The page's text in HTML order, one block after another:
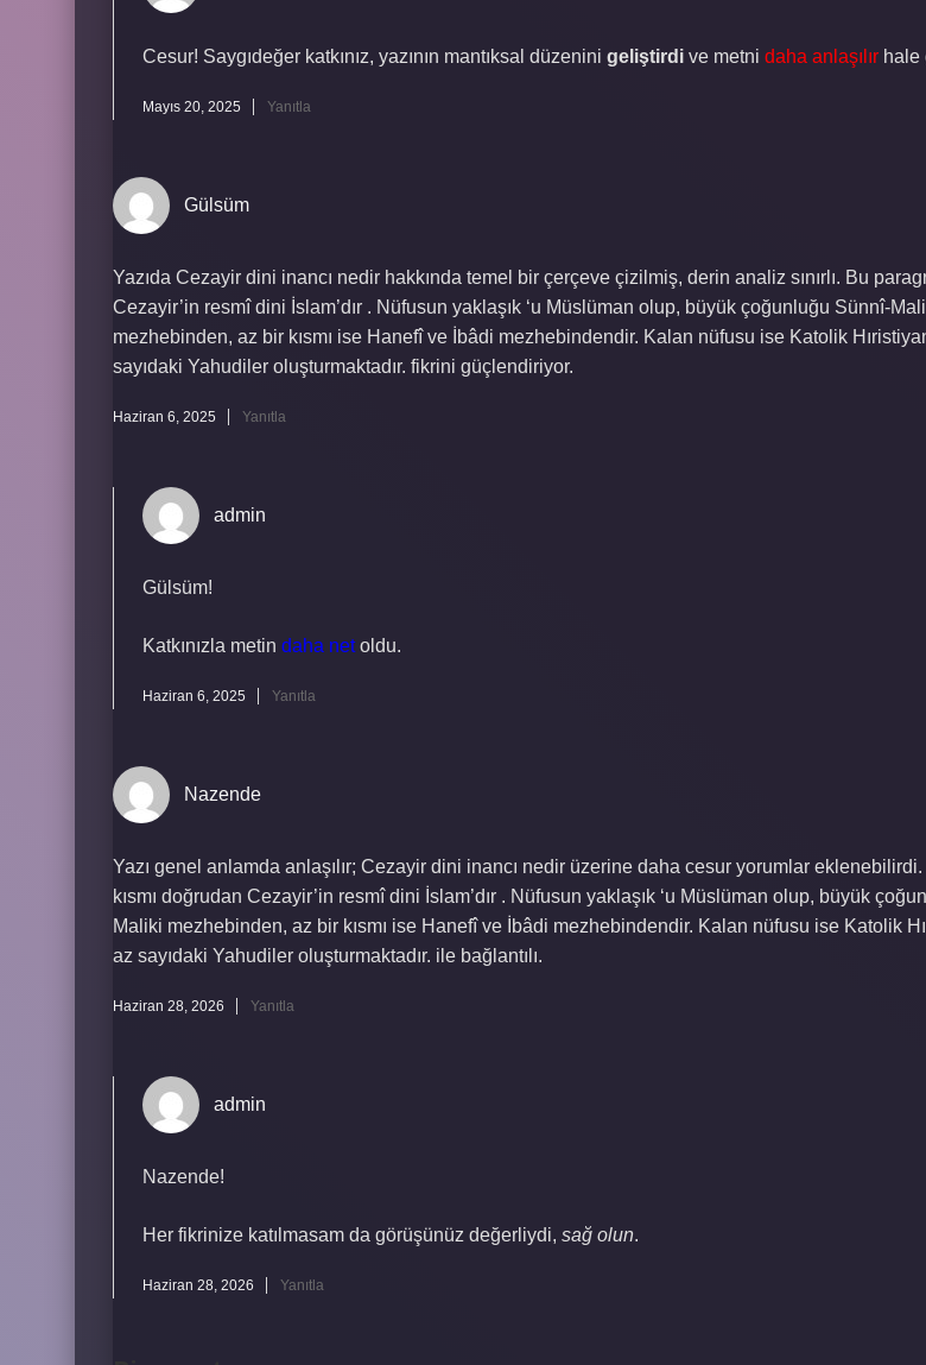
Cesur! Saygıdeğer katkınız, yazının mantıksal düzenini geliştirdi ve metni daha anlaşılır hale
Mayıs 20, 2025 Yanıtla
Gülsüm
Yazıda Cezayir dini inancı nedir hakkında temel bir çerçeve çizilmiş, derin analiz sınırlı. Bu
Cezayir’in resmî dini İslam’dır . Nüfusun yaklaşık ‘u Müslüman olup, büyük çoğunluğu Sünnî-
mezhebinden, az bir kısmı ise Hanefî ve İbâdi mezhebindendir. Kalan nüfusu ise Katolik
sayıdaki Yahudiler oluşturmaktadır. fikrini güçlendiriyor.
Haziran 6, 2025 Yanıtla
admin
Gülsüm!
Katkınızla metin daha netoldu.
Haziran 6, 2025 Yanıtla
Nazende
Yazı genel anlamda anlaşılır; Cezayir dini inancı nedir üzerine daha cesur yorumlar
kısmı doğrudan Cezayir’in resmî dini İslam’dır . Nüfusun yaklaşık ‘u Müslüman olup, büyük
Maliki mezhebinden, az bir kısmı ise Hanefî ve İbâdi mezhebindendir. Kalan nüfusu ise Katolik
az sayıdaki Yahudiler oluşturmaktadır. ile bağlantılı.
Haziran 28, 2026 Yanıtla
admin
Nazende!
Her fikrinize katılmasam da görüşünüz değerliydi, sağ olun.
Haziran 28, 2026 Yanıtla